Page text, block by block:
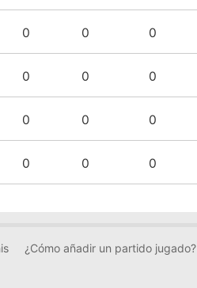
0 0 0
0 0 0
0 0 0
0 0 0
¿Cómo añadir un partido jugado?